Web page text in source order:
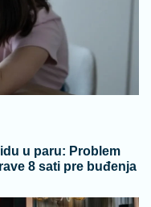
u paru: Problem
8 sati pre buđenja